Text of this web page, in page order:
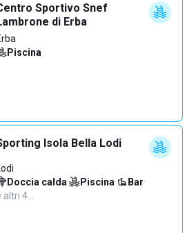
Sportivo Snef
di Erba
Piscina
Isola Bella Lodi
Doccia calda· Piscina· Bar·
altri 4…